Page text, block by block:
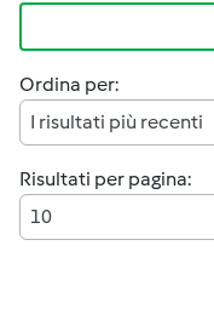
Ordina per:
I risultati più recenti
Risultati per pagina:
10